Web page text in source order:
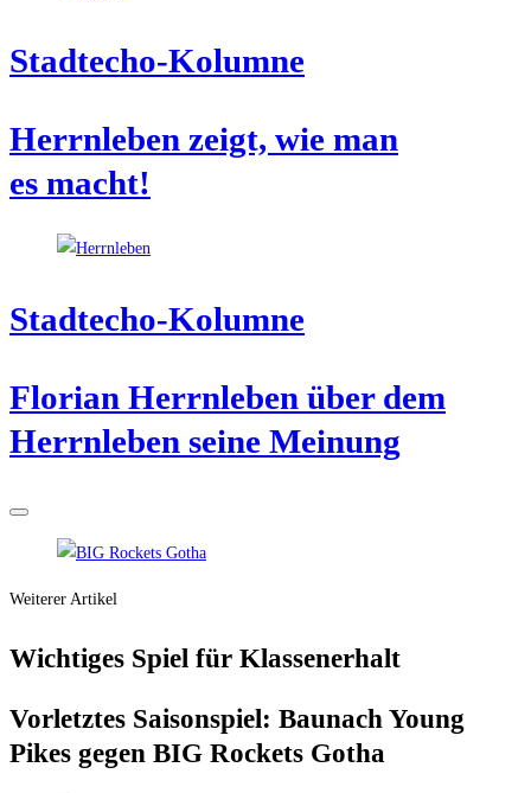
Stadt­echo-Kolum­ne
Herrn­le­ben zeigt, wie man
es macht!
Stadt­echo-Kolum­ne
Flo­ri­an Herrn­le­ben über dem
Herrn­le­ben sei­ne Meinung
Weiterer Artikel
Wich­ti­ges Spiel für Klassenerhalt
Vor­letz­tes Sai­son­spiel: Bau­nach Young
Pikes gegen BIG Rockets Gotha